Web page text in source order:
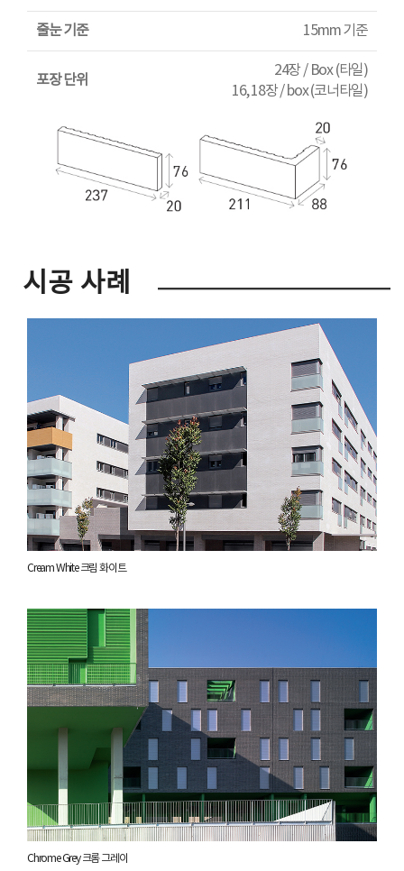
줄눈 기준 15mm 기준
포장 단위
24장 / Box (타일)
16, 18장 / box (코너타일)
시공 사례
Cream White 크림 화이트
Chrome Grey 크롬 그레이